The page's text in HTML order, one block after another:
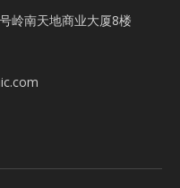
岭南天地商业大厦8楼